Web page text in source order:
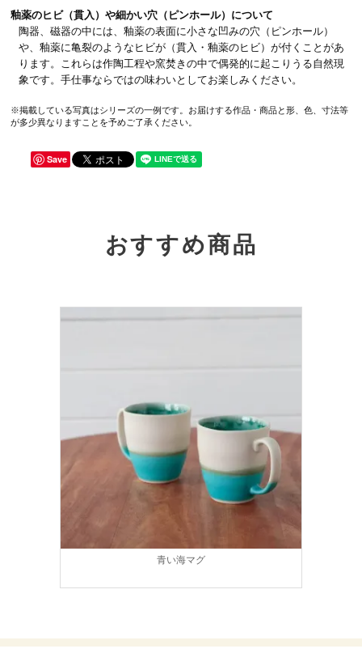
釉薬のヒビ（貫入）や細かい穴（ピンホール）について
陶器、磁器の中には、釉薬の表面に小さな凹みの穴（ピンホール）
や、釉薬に亀裂のようなヒビが（貫入・釉薬のヒビ）が付くことがあ
ります。これらは作陶工程や窯焚きの中で偶発的に起こりうる自然現
象です。手仕事ならではの味わいとしてお楽しみください。
※掲載している写真はシリーズの一例です。お届けする作品・商品と形、色、寸法等
が多少異なりますことを予めご了承ください。
Save
おすすめ商品
青い海マグ